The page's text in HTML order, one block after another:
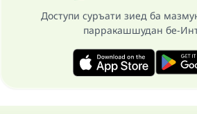
Доступи суръати зиед ба
парракашшудан бе-